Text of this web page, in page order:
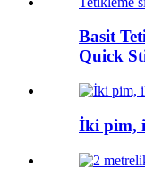
Basit
Quick
İki pim,